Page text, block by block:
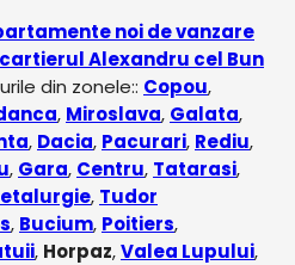
noi de vanzare
Alexandru cel Bun
din zonele:: Copou,
, Miroslava, Galata,
, Dacia, Pacurari, Rediu,
, Gara, Centru, Tatarasi,
, Tudor
, Bucium, Poitiers,
, Horpaz,Valea Lupului,